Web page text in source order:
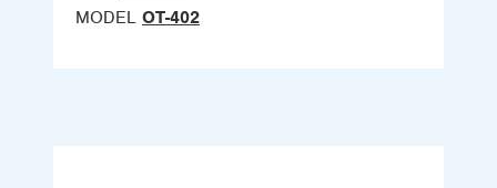
MODEL OT-402